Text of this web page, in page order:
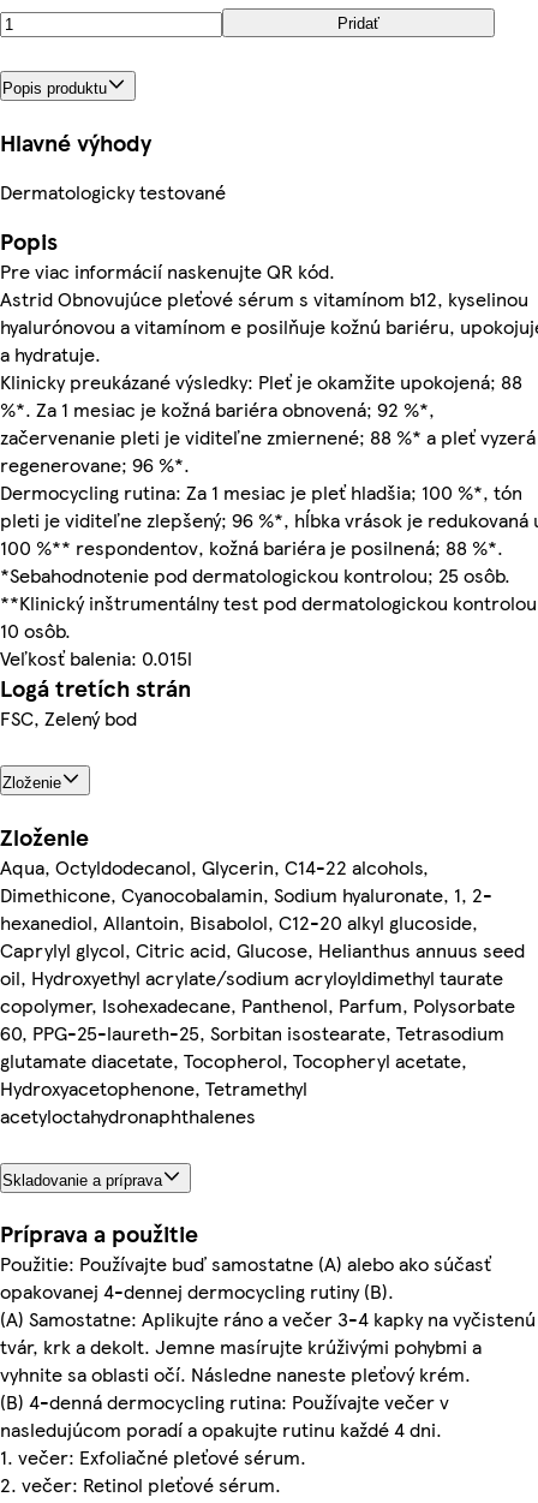
Pridať
Popis produktu
Hlavné výhody
Dermatologicky testované
Popis
Pre viac informácií naskenujte QR kód.
Astrid Obnovujúce pleťové sérum s vitamínom b12, kyselinou
hyalurónovou a vitamínom e posilňuje kožnú bariéru,
a hydratuje.
Klinicky preukázané výsledky: Pleť je okamžite upokojená; 88
%*. Za 1 mesiac je kožná bariéra obnovená; 92 %*,
začervenanie pleti je viditeľne zmiernené; 88 %* a pleť vyzerá
regenerovane; 96 %*.
Dermocycling rutina: Za 1 mesiac je pleť hladšia; 100 %*, tón
pleti je viditeľne zlepšený; 96 %*, hĺbka vrások je redukovaná
100 %** respondentov, kožná bariéra je posilnená; 88 %*.
*Sebahodnotenie pod dermatologickou kontrolou; 25 osôb.
**Klinický inštrumentálny test pod dermatologickou
10 osôb.
Veľkosť balenia: 0.015l
Logá tretích strán
FSC, Zelený bod
Zloženie
Zloženie
Aqua, Octyldodecanol, Glycerin, C14-22 alcohols,
Dimethicone, Cyanocobalamin, Sodium hyaluronate, 1, 2-
hexanediol, Allantoin, Bisabolol, C12-20 alkyl glucoside,
Caprylyl glycol, Citric acid, Glucose, Helianthus annuus seed
oil, Hydroxyethyl acrylate/sodium acryloyldimethyl taurate
copolymer, Isohexadecane, Panthenol, Parfum, Polysorbate
60, PPG-25-laureth-25, Sorbitan isostearate, Tetrasodium
glutamate diacetate, Tocopherol, Tocopheryl acetate,
Hydroxyacetophenone, Tetramethyl
acetyloctahydronaphthalenes
Skladovanie a príprava
Príprava a použitie
Použitie: Používajte buď samostatne (A) alebo ako súčasť
opakovanej 4-dennej dermocycling rutiny (B).
(A) Samostatne: Aplikujte ráno a večer 3-4 kapky na vyčistenú
tvár, krk a dekolt. Jemne masírujte krúživými pohybmi a
vyhnite sa oblasti očí. Následne naneste pleťový krém.
(B) 4-denná dermocycling rutina: Používajte večer v
nasledujúcom poradí a opakujte rutinu každé 4 dni.
1. večer: Exfoliačné pleťové sérum.
2. večer: Retinol pleťové sérum.